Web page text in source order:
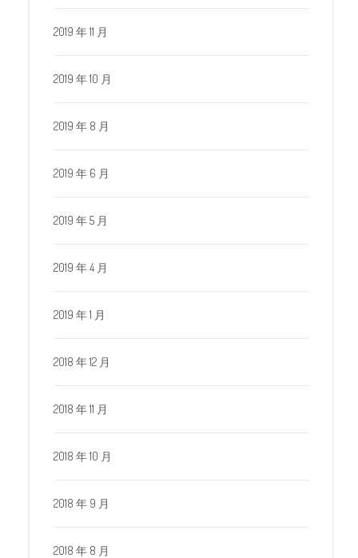
2019 年 11 月
2019 年 10 月
2019 年 8 月
2019 年 6 月
2019 年 5 月
2019 年 4 月
2019 年 1 月
2018 年 12 月
2018 年 11 月
2018 年 10 月
2018 年 9 月
2018 年 8 月